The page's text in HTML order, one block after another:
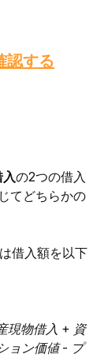
認する
入の2つの借入
てどちらかの
借入額を以下
現物借入 + 資
ョン価値 - プ